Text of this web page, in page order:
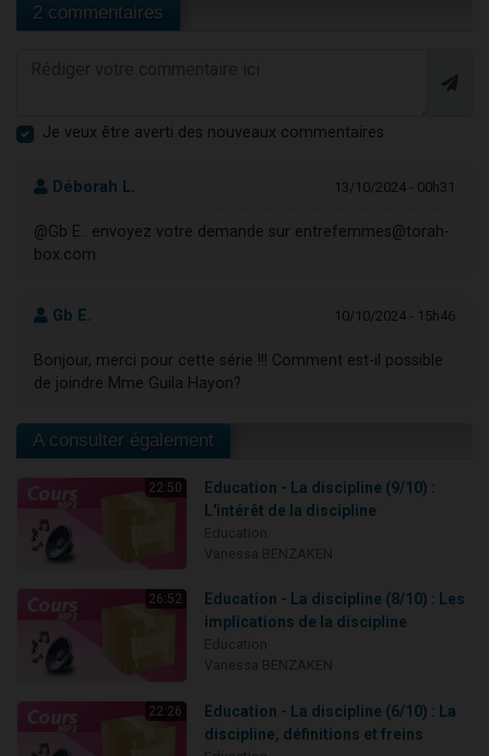
2 commentaires
Je veux être averti des nouveaux commentaires
Déborah L. 13/10/2024 - 00h31
@Gb E.: envoyez votre demande sur entrefemmes@torah-
box.com
Gb E. 10/10/2024 - 15h46
Bonjour, merci pour cette série !!! Comment est-il possible
de joindre Mme Guila Hayon?
A consulter également
22:50
Education - La discipline (9/10) :
L'intérêt de la discipline
26:52
Education - La discipline (8/10) : Les
implications de la discipline
22:26
Education - La discipline (6/10) : La
discipline, définitions et freins